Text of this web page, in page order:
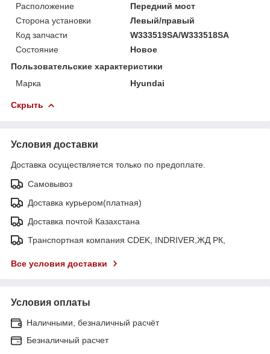
Расположение
Передний мост
Сторона установки
Левый/правый
Код запчасти
W333519SA/W333518SA
Состояние
Новое
Пользовательские характеристики
Марка
Hyundai
Скрыть
Условия доставки
Доставка осуществляется только по предоплате.
Самовывоз
Доставка курьером(платная)
Доставка почтой Казахстана
Транспортная компания CDEK, INDRIVER,ЖД РК,
Все условия доставки
Условия оплаты
Наличными, безналичный расчёт
Безналичный расчет